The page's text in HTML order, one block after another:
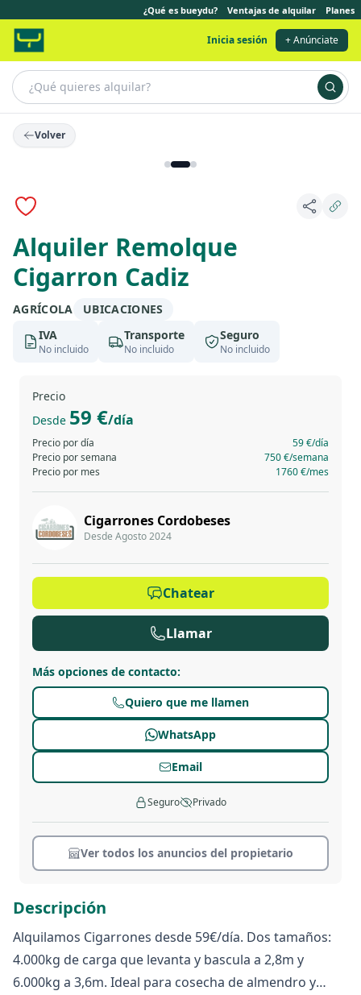
¿Qué es bueydu? Ventajas de alquilar Planes
Inicia sesión + Anúnciate
Volver
Alquiler Remolque
Cigarron Cadiz
AGRÍCOLA
UBICACIONES
IVA
No incluido
Transporte
No incluido
Seguro
No incluido
Descripción
Alquilamos Cigarrones desde 59€/día. Dos tamaños:
4.000kg de carga que levanta y bascula a 2,8m y
6.000kg a 3,6m. Ideal para cosecha de almendro y
Precio
Desde 59 €/día
Precio por día 59 €/día
Precio por semana
750 €/semana
Precio por mes
1760 €/mes
Cigarrones Cordobeses
Desde Agosto 2024
Chatear
Llamar
Más opciones de contacto:
Quiero que me llamen
WhatsApp
Email
Seguro Privado
Ver todos los anuncios del propietario